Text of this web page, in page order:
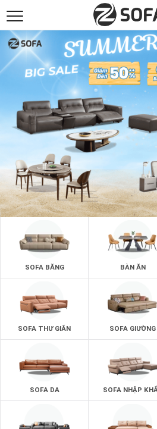
SẢN PHẨM
PHÒNG ĂN
PHÒNG NGỦ
PHÒNG KHÁCH
SOFA BĂNG BÀN ĂN
SOFA THƯ GIÃN SOFA GIƯỜNG
SOFA DA SOFA NHẬP